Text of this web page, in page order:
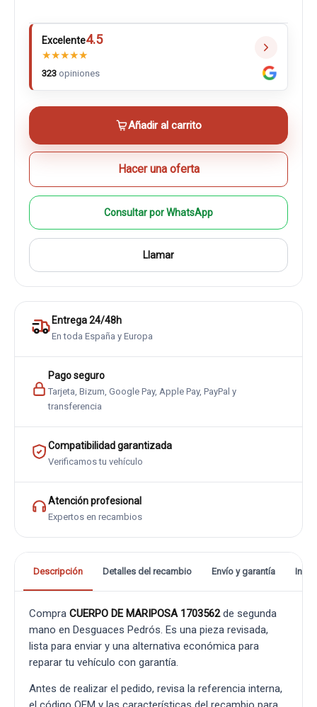
Excelente4.5
★★★★★
323 opiniones
Añadir al carrito
Hacer una oferta
Consultar por WhatsApp
Llamar
Entrega 24/48h
En toda España y Europa
Pago seguro
Tarjeta, Bizum, Google Pay, Apple Pay, PayPal y
transferencia
Compatibilidad garantizada
Verificamos tu vehículo
Atención profesional
Expertos en recambios
Descripción Detalles del recambio Envío y garantía
Compra CUERPO DE MARIPOSA 1703562de segunda
mano en Desguaces Pedrós. Es una pieza revisada,
lista para enviar y una alternativa económica para
reparar tu vehículo con garantía.
Antes de realizar el pedido, revisa la referencia interna,